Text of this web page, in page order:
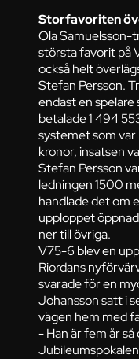
Storfavoriten
Ola Samuelsson-
största favorit på
också helt
Stefan Persson.
endast en
betalade 1 494
systemet som var
kronor, insatsen
Stefan Persson
ledningen 1500
handlade det om
upploppet
ner till övriga.
V75-6 blev en
Riordans
svarade för en
Johansson satt i
vägen hem med
- Han är fem år